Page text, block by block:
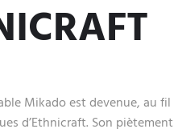
Mikado est devenue, au fil
d’Ethnicraft. Son piètement